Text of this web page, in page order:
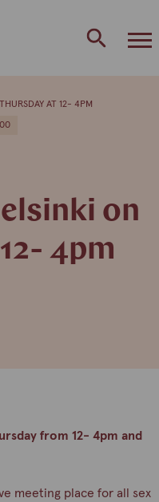
on
4pm
AT 12- 4PM
from 12- 4pm and
meeting place for all sex